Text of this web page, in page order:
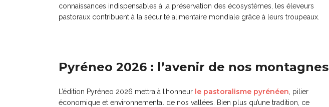
connaissances indispensables à la préservation des écosystèmes, les éleveurs
pastoraux contribuent à la sécurité alimentaire mondiale grâce à leurs troupeaux.
Pyréneo 2026 : l’avenir de nos montagnes
L’édition Pyréneo 2026 mettra à l’honneur le pastoralisme pyrénéen , pilier
économique et environnemental de nos vallées. Bien plus qu’une tradition, ce